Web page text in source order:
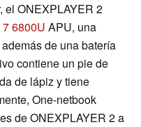
el ONEXPLAYER 2
6800U APU, una
de una batería
contiene un pie de
de lápiz y tiene
One-netbook
de ONEXPLAYER 2 a